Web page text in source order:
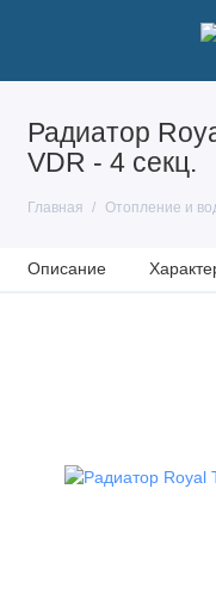
Радиатор
VDR - 4 секц.
Главная Отопление и
Описание